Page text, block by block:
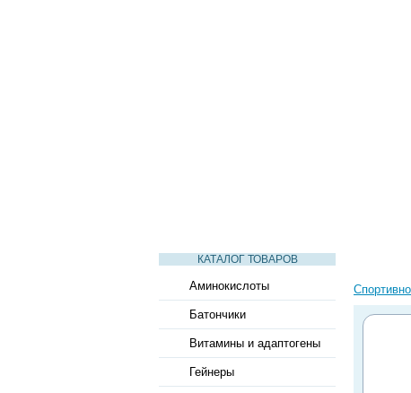
КАТАЛОГ ТОВАРОВ
Аминокислоты
Батончики
Витамины и адаптогены
Гейнеры